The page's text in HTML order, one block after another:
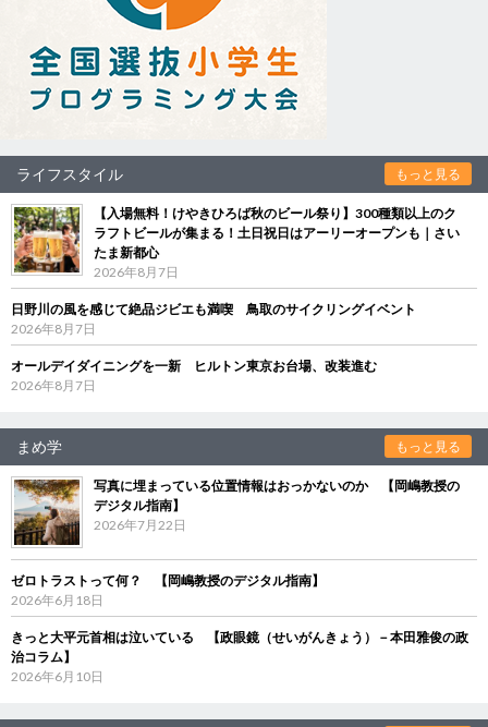
ライフスタイル もっと見る
【入場無料！けやきひろば秋のビール祭り】300種類以上のク
ラフトビールが集まる！土日祝日はアーリーオープンも｜さい
たま新都心
2026年8月7日
日野川の風を感じて絶品ジビエも満喫 鳥取のサイクリングイベント
2026年8月7日
オールデイダイニングを一新 ヒルトン東京お台場、改装進む
2026年8月7日
まめ学 もっと見る
写真に埋まっている位置情報はおっかないのか 【岡嶋教授の
デジタル指南】
2026年7月22日
ゼロトラストって何？ 【岡嶋教授のデジタル指南】
2026年6月18日
きっと大平元首相は泣いている 【政眼鏡（せいがんきょう）－本田雅俊の政
治コラム】
2026年6月10日